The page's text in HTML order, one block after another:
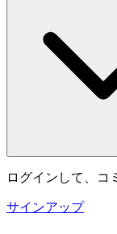
ログインして、コ
サインアップ